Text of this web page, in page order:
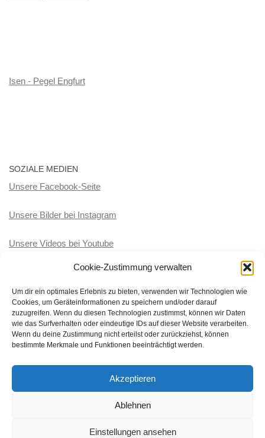
Cookie-Zustimmung verwalten
Um dir ein optimales Erlebnis zu bieten, verwenden wir Technologien wie
Cookies, um Geräteinformationen zu speichern und/oder darauf
zuzugreifen. Wenn du diesen Technologien zustimmst, können wir Daten
wie das Surfverhalten oder eindeutige IDs auf dieser Website verarbeiten.
Wenn du deine Zustimmung nicht erteilst oder zurückziehst, können
bestimmte Merkmale und Funktionen beeinträchtigt werden.
Akzeptieren
Ablehnen
Einstellungen ansehen
Isen - Pegel Engfurt
SOZIALE MEDIEN
Unsere Facebook-Seite
Unsere Bilder bei Instagram
Unsere Videos bei Youtube
KATEGORIEN
Kategorien
BRK-Wasserwacht Ortsgruppe Töging-Winhöring © 2026. Alle